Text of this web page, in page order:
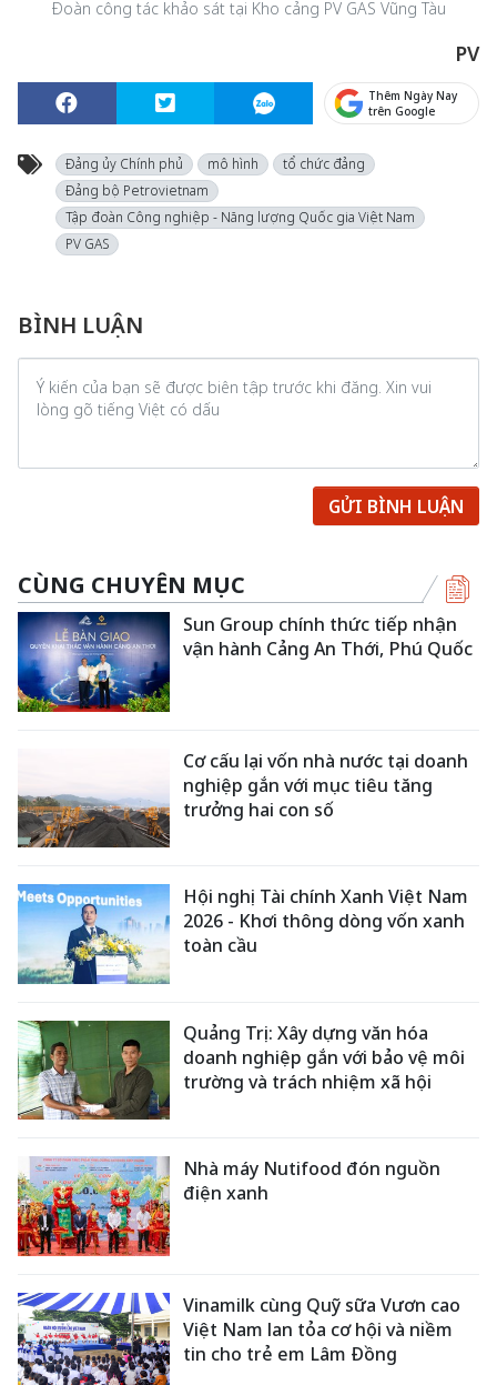
Đoàn công tác khảo sát tại Kho cảng PV GAS Vũng Tàu
PV
Thêm Ngày Nay
trên Google
Đảng ủy Chính phủ mô hình
tổ chức đảng
Đảng bộ Petrovietnam
Tập đoàn Công nghiệp - Năng lượng Quốc gia Việt Nam
PV GAS
BÌNH LUẬN
GỬI BÌNH LUẬN
CÙNG CHUYÊN MỤC
Sun Group chính thức tiếp nhận
vận hành Cảng An Thới, Phú Quốc
Cơ cấu lại vốn nhà nước tại doanh
nghiệp gắn với mục tiêu tăng
trưởng hai con số
Hội nghị Tài chính Xanh Việt Nam
2026 - Khơi thông dòng vốn xanh
toàn cầu
Quảng Trị: Xây dựng văn hóa
doanh nghiệp gắn với bảo vệ môi
trường và trách nhiệm xã hội
Nhà máy Nutifood đón nguồn
điện xanh
Vinamilk cùng Quỹ sữa Vươn cao
Việt Nam lan tỏa cơ hội và niềm
tin cho trẻ em Lâm Đồng